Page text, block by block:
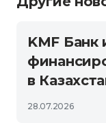
KMF
в
28.07.2026